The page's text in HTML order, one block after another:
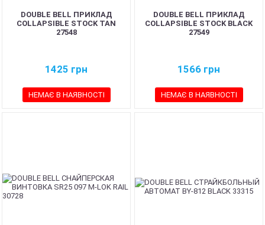
DOUBLE BELL ПРИКЛАД
COLLAPSIBLE STOCK TAN
27548
1425 грн
НЕМАЄ В НАЯВНОСТІ
DOUBLE BELL ПРИКЛАД
COLLAPSIBLE STOCK BLACK
27549
1566 грн
НЕМАЄ В НАЯВНОСТІ